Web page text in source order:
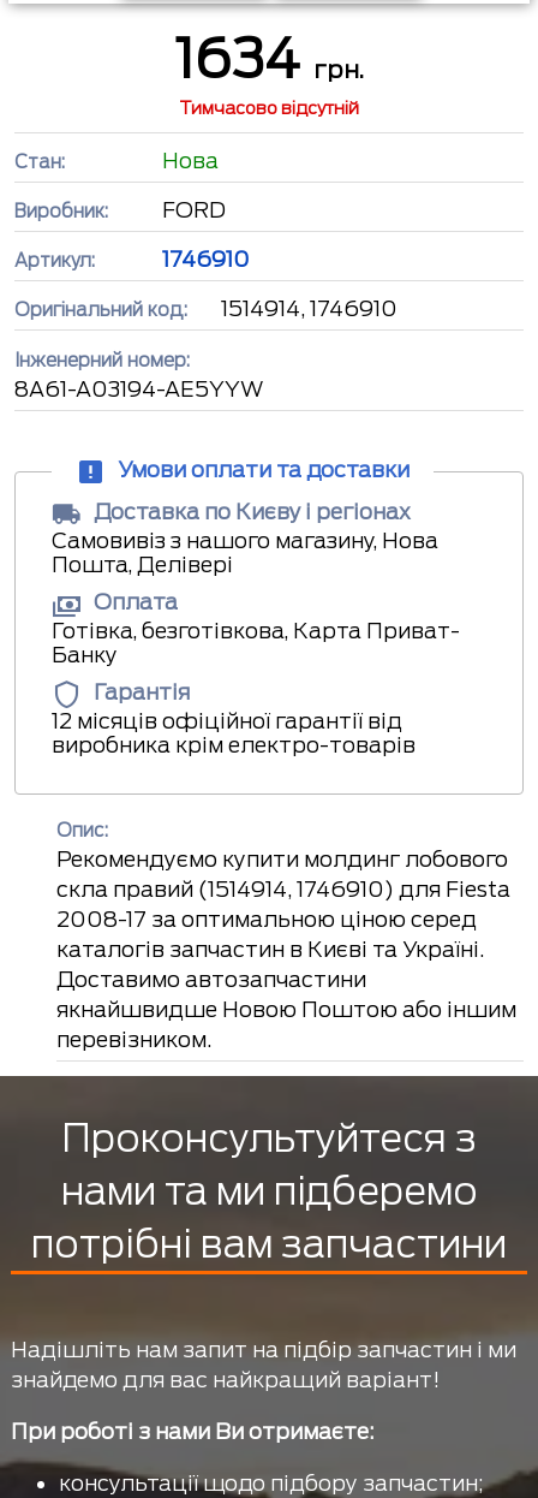
1634 грн.
Тимчасово відсутній
Стан: Нова
Виробник: FORD
Артикул: 1746910
Оригінальний код: 1514914, 1746910
Інженерний номер:
8A61-A03194-AE5YYW
Умови оплати та доставки
Доставка по Києву і регіонах
Самовивіз з нашого магазину, Нова
Пошта, Делівері
Оплата
Готівка, безготівкова, Карта Приват-
Банку
Гарантія
12 місяців офіційної гарантії від
виробника крім електро-товарів
Опис:
Рекомендуємо купити молдинг лобового
скла правий (1514914, 1746910) для Fiesta
2008-17 за оптимальною ціною серед
каталогів запчастин в Києві та Україні.
Доставимо автозапчастини
якнайшвидше Новою Поштою або іншим
перевізником.
Проконсультуйтеся з
нами та ми підберемо
потрібні вам запчастини
Надішліть нам запит на підбір запчастин і ми
знайдемо для вас найкращий варіант!
При роботі з нами Ви отримаєте:
консультації щодо підбору запчастин;